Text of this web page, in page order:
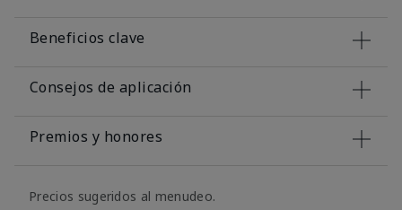
Beneficios clave
Consejos de aplicación
Premios y honores
Precios sugeridos al menudeo.